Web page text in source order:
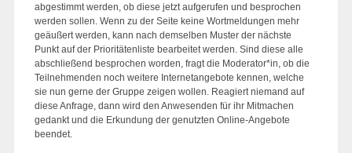
abgestimmt werden, ob diese jetzt aufgerufen und besprochen
werden sollen. Wenn zu der Seite keine Wortmeldungen mehr
geäußert werden, kann nach demselben Muster der nächste
Punkt auf der Prioritätenliste bearbeitet werden. Sind diese alle
abschließend besprochen worden, fragt die Moderator*in, ob die
Teilnehmenden noch weitere Internetangebote kennen, welche
sie nun gerne der Gruppe zeigen wollen. Reagiert niemand auf
diese Anfrage, dann wird den Anwesenden für ihr Mitmachen
gedankt und die Erkundung der genutzten Online-Angebote
beendet.